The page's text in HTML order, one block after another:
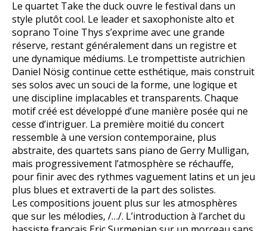
Le quartet Take the duck ouvre le festival dans un
style plutôt cool. Le leader et saxophoniste alto et
soprano Toine Thys s’exprime avec une grande
réserve, restant généralement dans un registre et
une dynamique médiums. Le trompettiste autrichien
Daniel Nösig continue cette esthétique, mais construit
ses solos avec un souci de la forme, une logique et
une discipline implacables et transparents. Chaque
motif créé est développé d’une manière posée qui ne
cesse d’intriguer. La première moitié du concert
ressemble à une version contemporaine, plus
abstraite, des quartets sans piano de Gerry Mulligan,
mais progressivement l’atmosphère se réchauffe,
pour finir avec des rythmes vaguement latins et un jeu
plus blues et extraverti de la part des solistes.
Les compositions jouent plus sur les atmosphères
que sur les mélodies, /…/. L’introduction à l’archet du